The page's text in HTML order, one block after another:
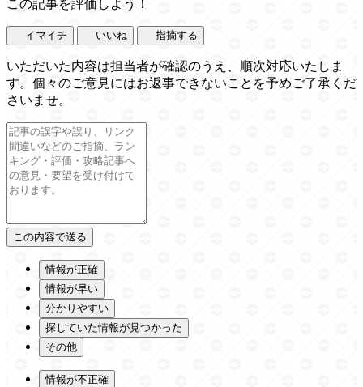
この記事を評価しよう！
イマイチ いいね 指摘する
いただいた内容は担当者が確認のうえ、順次対応いたしま
す。個々のご意見にはお返事できないことを予めご了承くだ
さいませ。
情報が正確
情報が早い
分かりやすい
探していた情報が見つかった
その他
情報が不正確